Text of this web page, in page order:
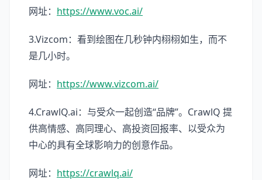
网址： https://www.voc.ai/
3.Vizcom：看到绘图在几秒钟内栩栩如生，而不
是几小时。
网址： https://www.vizcom.ai/
4.CrawlQ.ai：与受众一起创造“品牌”。CrawlQ 提
供高情感、高同理心、高投资回报率、以受众为
中心的具有全球影响力的创意作品。
网址： https://crawlq.ai/